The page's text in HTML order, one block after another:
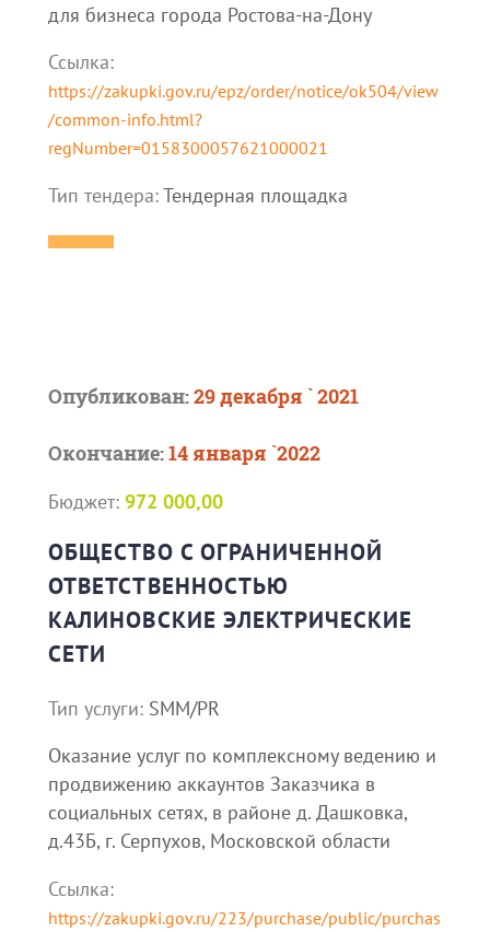
для бизнеса города Ростова-на-Дону
Ссылка:
https://zakupki.gov.ru/epz/order/notice/ok504/view
/common-info.html?
regNumber=0158300057621000021
Тип тендера:Тендерная площадка
Опубликован:29 декабря ` 2021
Окончание:14 января `2022
Бюджет: 972 000,00
ОБЩЕСТВО С ОГРАНИЧЕННОЙ
ОТВЕТСТВЕННОСТЬЮ
КАЛИНОВСКИЕ ЭЛЕКТРИЧЕСКИЕ
СЕТИ
Тип услуги: SMM/PR
Оказание услуг по комплексному ведению и
продвижению аккаунтов Заказчика в
социальных сетях, в районе д. Дашковка,
д.43Б, г. Серпухов, Московской области
Ссылка:
https://zakupki.gov.ru/223/purchase/public/purchas